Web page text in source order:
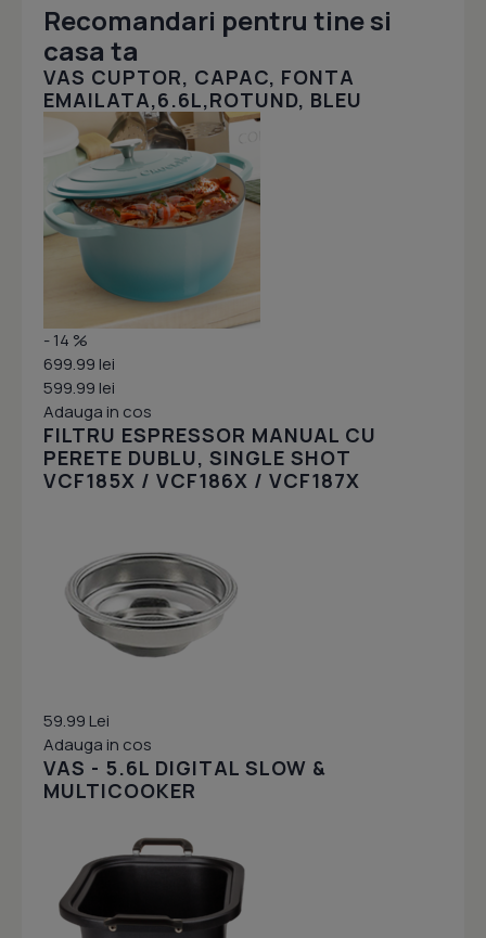
Recomandari pentru tine si
casa ta
VAS CUPTOR, CAPAC, FONTA
EMAILATA,6.6L,ROTUND, BLEU
- 14 %
699.99 lei
599.99 lei
Adauga in cos
FILTRU ESPRESSOR MANUAL CU
PERETE DUBLU, SINGLE SHOT
VCF185X / VCF186X / VCF187X
59.99 Lei
Adauga in cos
VAS - 5.6L DIGITAL SLOW &
MULTICOOKER